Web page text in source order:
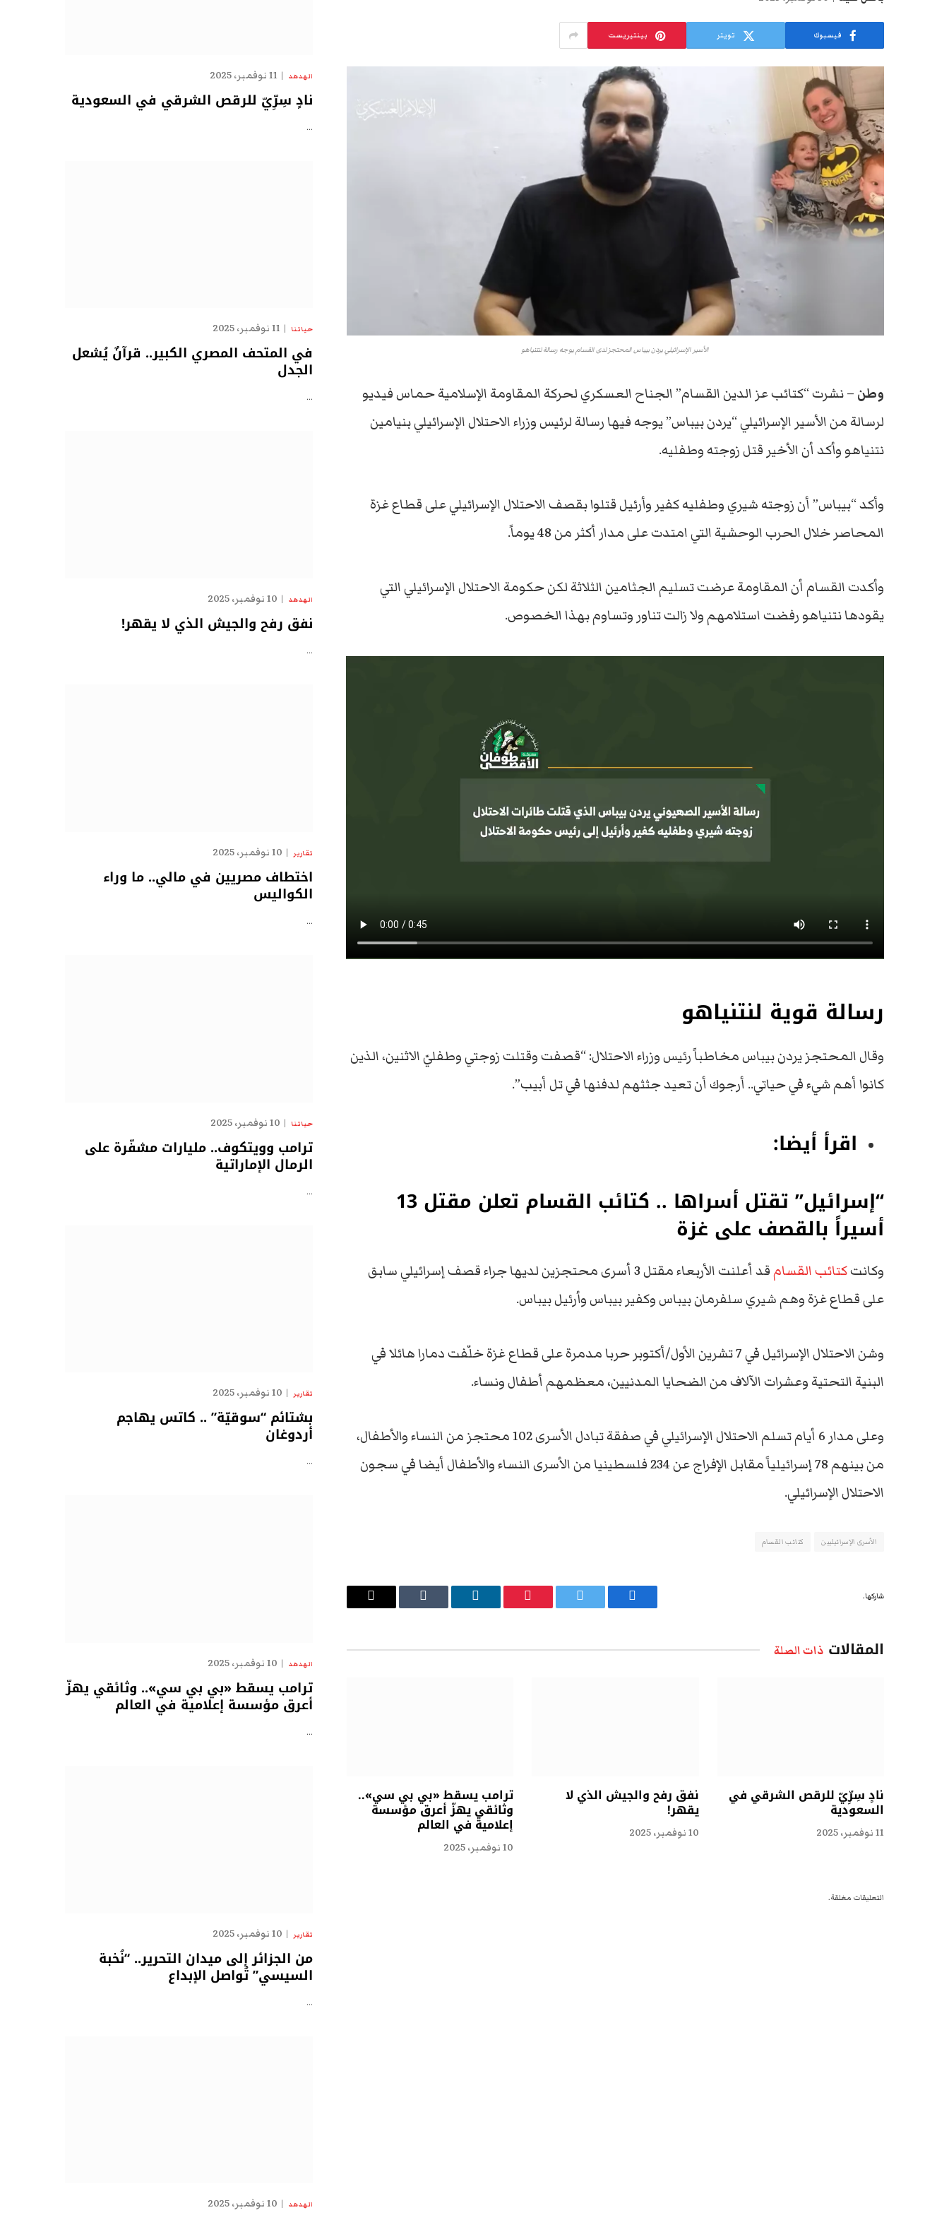
فيسبوك تويتر بينتيريست
الأسير الإسرائيلي يردن بيباس المحتجز لدى القسام يوجه رسالة لنتنياهو
وطن – نشرت “كتائب عز الدين القسام” الجناح العسكري لحركة المقاومة الإسلامية حماس فيديو
لرسالة من الأسير الإسرائيلي “يردن بيباس” يوجه فيها رسالة لرئيس وزراء الاحتلال الإسرائيلي بنيامين
نتنياهو وأكد أن الأخير قتل زوجته وطفليه.
وأكد “بيباس” أن زوجته شيري وطفليه كفير وأرئيل قتلوا بقصف الاحتلال الإسرائيلي على قطاع غزة
المحاصر خلال الحرب الوحشية التي امتدت على مدار أكثر من 48 يوماً.
وأكدت القسام أن المقاومة عرضت تسليم الجثامين الثلاثة لكن حكومة الاحتلال الإسرائيلي التي
يقودها نتنياهو رفضت استلامهم ولا زالت تناور وتساوم بهذا الخصوص.
رسالة قوية لنتنياهو
وقال المحتجز يردن بيباس مخاطباً رئيس وزراء الاحتلال: “قصفت وقتلت زوجتي وطفليّ الاثنين، الذين
كانوا أهم شيء في حياتي.. أرجوك أن تعيد جثثهم لدفنها في تل أبيب”.
اقرأ أيضا:
“إسرائيل” تقتل أسراها .. كتائب القسام تعلن مقتل 13
أسيراً بالقصف على غزة
وكانتكتائب القسام
قد أعلنت الأربعاء مقتل 3 أسرى محتجزين لديها جراء قصف إسرائيلي سابق
على قطاع غزة وهم شيري سلفرمان بيباس وكفير بيباس وأرئيل بيباس.
وشن الاحتلال الإسرائيل في 7 تشرين الأول/أكتوبر حربا مدمرة على قطاع غزة خلّفت دمارا هائلا في
البنية التحتية وعشرات الآلاف من الضحايا المدنيين، معظمهم أطفال ونساء.
وعلى مدار 6 أيام تسلم الاحتلال الإسرائيلي في صفقة تبادل الأسرى 102 محتجز من النساء والأطفال،
من بينهم 78 إسرائيلياً مقابل الإفراج عن 234 فلسطينيا من الأسرى النساء والأطفال أيضا في سجون
الاحتلال الإسرائيلي.
الأسرى الإسرائيليين كتائب القسام
شاركها.
فيسبوك تويتر بينتيريست لينكدإن Tumblr
البريد
المقالات ذات الصلة
نادٍ سِرِّيّ للرقص الشرقي في
السعودية
11 نوفمبر، 2025
نفق رفح والجيش الذي لا
يقهر!
10 نوفمبر، 2025
ترامب يسقط «بي بي سي»..
وثائقي يهزّ أعرق مؤسسة
إعلامية في العالم
10 نوفمبر، 2025
التعليقات مغلقة.
الهدهد 11 نوفمبر، 2025
نادٍ سِرِّيّ للرقص الشرقي في السعودية
…
حياتنا 11 نوفمبر، 2025
في المتحف المصري الكبير.. قرآنٌ يُشعل
الجدل
…
الهدهد 10 نوفمبر، 2025
نفق رفح والجيش الذي لا يقهر!
…
تقارير 10 نوفمبر، 2025
اختطاف مصريين في مالي.. ما وراء
الكواليس
…
حياتنا 10 نوفمبر، 2025
ترامب وويتكوف.. مليارات مشفّرة على
الرمال الإماراتية
…
تقارير 10 نوفمبر، 2025
بشتائم “سوقيّة” .. كاتس يهاجم
أردوغان
…
الهدهد 10 نوفمبر، 2025
ترامب يسقط «بي بي سي».. وثائقي يهزّ
أعرق مؤسسة إعلامية في العالم
…
تقارير 10 نوفمبر، 2025
من الجزائر إلى ميدان التحرير.. “نُخبة
السيسي” تُواصل الإبداع
…
الهدهد 10 نوفمبر، 2025